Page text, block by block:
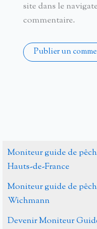
site dans le
commentaire.
Moniteur guide de
Hauts-de-France
Moniteur guide de
Wichmann
Devenir Moniteur